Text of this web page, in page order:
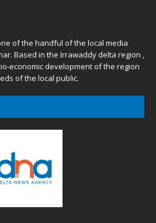
of the handful of the local media
Based in the Irrawaddy delta region ,
economic development of the region
of the local public.